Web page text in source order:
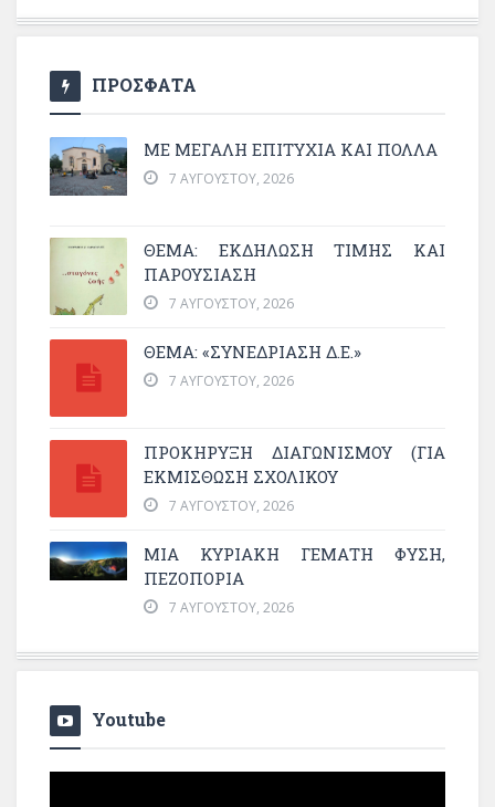
ΠΡΟΣΦΑΤΑ
ΜΕ ΜΕΓΆΛΗ ΕΠΙΤΥΧΊΑ ΚΑΙ ΠΟΛΛΆ
7 ΑΥΓΟΎΣΤΟΥ, 2026
ΘΈΜΑ: ΕΚΔΉΛΩΣΗ ΤΙΜΉΣ ΚΑΙ
ΠΑΡΟΥΣΊΑΣΗ
7 ΑΥΓΟΎΣΤΟΥ, 2026
ΘΕΜΑ: «ΣΥΝΕΔΡΊΑΣΗ Δ.Ε.»
7 ΑΥΓΟΎΣΤΟΥ, 2026
ΠΡΟΚΗΡΥΞΗ ΔΙΑΓΩΝΙΣΜΟΥ (ΓΙΑ
ΕΚΜΊΣΘΩΣΗ ΣΧΟΛΙΚΟΎ
7 ΑΥΓΟΎΣΤΟΥ, 2026
ΜΙΑ ΚΥΡΙΑΚΉ ΓΕΜΆΤΗ ΦΎΣΗ,
ΠΕΖΟΠΟΡΊΑ
7 ΑΥΓΟΎΣΤΟΥ, 2026
Youtube